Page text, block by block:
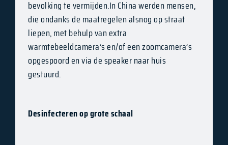
bevolking te vermijden.In China werden mensen,
die ondanks de maatregelen alsnog op straat
liepen, met behulp van extra
warmtebeeldcamera’s en/of een zoomcamera’s
opgespoord en via de speaker naar huis
gestuurd.
Desinfecteren op grote schaal